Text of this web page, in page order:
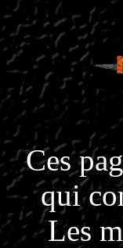
Ces
qui
Les